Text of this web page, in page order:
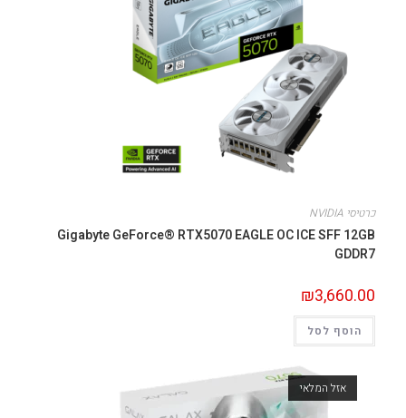
כרטיסי NVIDIA
Gigabyte GeForce® RTX5070 EAGLE OC ICE SFF 12GB
GDDR7
₪3,660.00
הוסף לסל
אזל המלאי